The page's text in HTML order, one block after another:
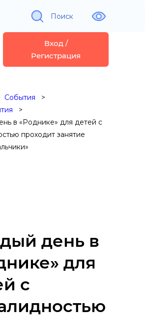
Поиск
Вход /
Регистрация
События
в «Роднике» для детей с
проходит занятие
день в
для
с